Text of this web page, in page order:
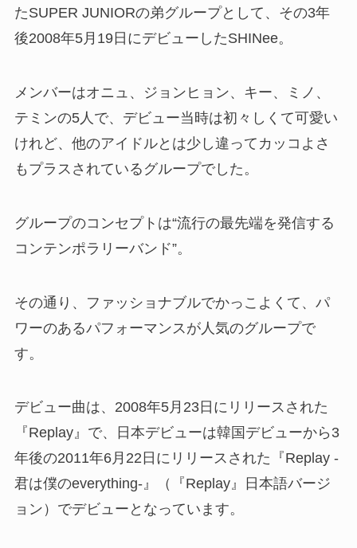
たSUPER JUNIORの弟グループとして、その3年
後2008年5月19日にデビューしたSHINee。
メンバーはオニュ、ジョンヒョン、キー、ミノ、
テミンの5人で、デビュー当時は初々しくて可愛い
けれど、他のアイドルとは少し違ってカッコよさ
もプラスされているグループでした。
グループのコンセプトは“流行の最先端を発信する
コンテンポラリーバンド”。
その通り、ファッショナブルでかっこよくて、パ
ワーのあるパフォーマンスが人気のグループで
す。
デビュー曲は、2008年5月23日にリリースされた
『Replay』で、日本デビューは韓国デビューから3
年後の2011年6月22日にリリースされた『Replay -
君は僕のeverything-』（『Replay』日本語バージ
ョン）でデビューとなっています。